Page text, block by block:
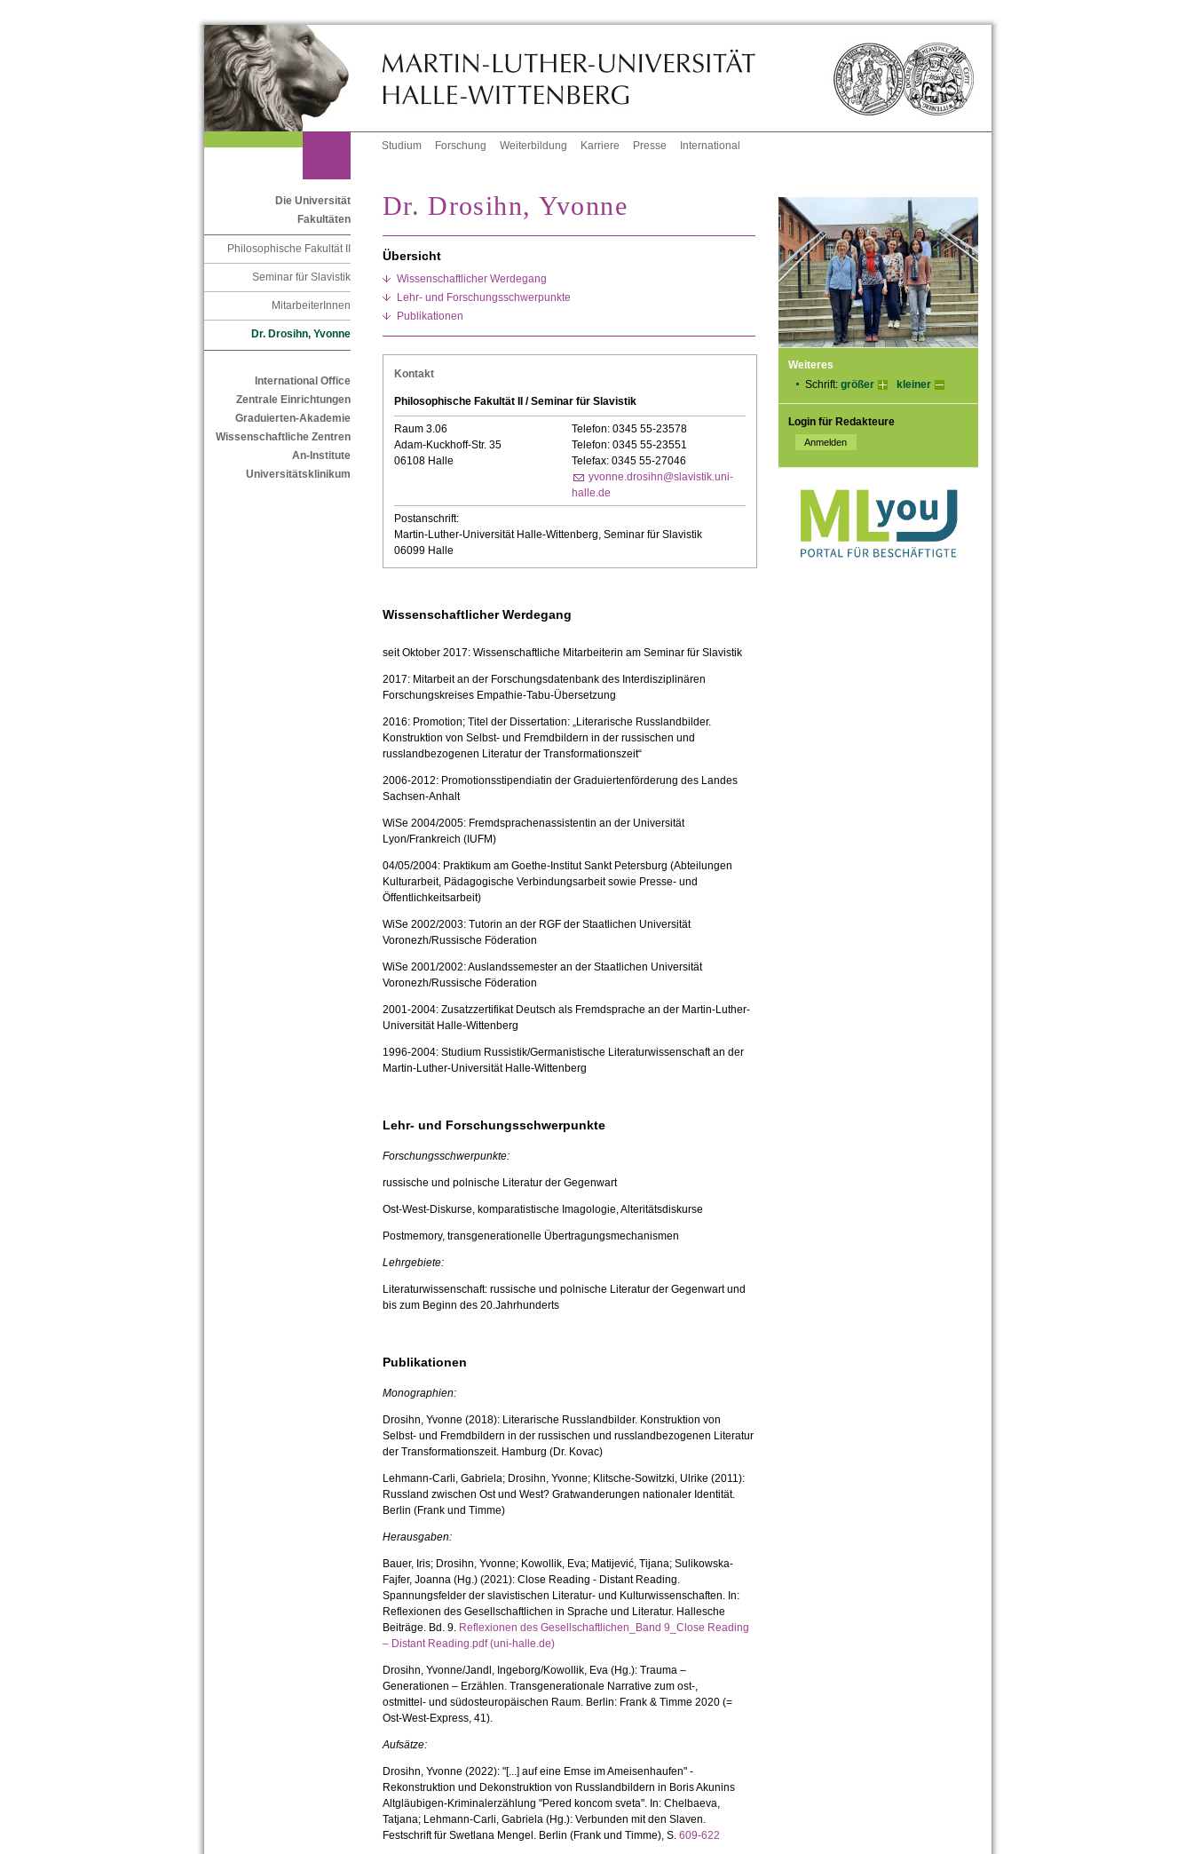
Studium Forschung Weiterbildung Karriere Presse International
Die Universität
Fakultäten
Philosophische Fakultät II
Seminar für Slavistik
MitarbeiterInnen
Dr. Drosihn, Yvonne
International Office
Zentrale Einrichtungen
Graduierten-Akademie
Wissenschaftliche Zentren
An-Institute
Universitätsklinikum
Weiteres
Schrift: größer kleiner
Login für Redakteure
Dr. Drosihn, Yvonne
Übersicht
Wissenschaftlicher Werdegang
Lehr- und Forschungsschwerpunkte
Publikationen
Kontakt
Philosophische Fakultät II / Seminar für Slavistik
Raum 3.06
Adam-Kuckhoff-Str. 35
06108 Halle
Telefon: 0345 55-23578
Telefon: 0345 55-23551
Telefax: 0345 55-27046
yvonne.drosihn@slavistik.uni-
halle.de
Postanschrift:
Martin-Luther-Universität Halle-Wittenberg, Seminar für Slavistik
06099 Halle
Wissenschaftlicher Werdegang
seit Oktober 2017: Wissenschaftliche Mitarbeiterin am Seminar für Slavistik
2017: Mitarbeit an der Forschungsdatenbank des Interdisziplinären
Forschungskreises Empathie-Tabu-Übersetzung
2016: Promotion; Titel der Dissertation: „Literarische Russlandbilder.
Konstruktion von Selbst- und Fremdbildern in der russischen und
russlandbezogenen Literatur der Transformationszeit“
2006-2012: Promotionsstipendiatin der Graduiertenförderung des Landes
Sachsen-Anhalt
WiSe 2004/2005: Fremdsprachenassistentin an der Universität
Lyon/Frankreich (IUFM)
04/05/2004: Praktikum am Goethe-Institut Sankt Petersburg (Abteilungen
Kulturarbeit, Pädagogische Verbindungsarbeit sowie Presse- und
Öffentlichkeitsarbeit)
WiSe 2002/2003: Tutorin an der RGF der Staatlichen Universität
Voronezh/Russische Föderation
WiSe 2001/2002: Auslandssemester an der Staatlichen Universität
Voronezh/Russische Föderation
2001-2004: Zusatzzertifikat Deutsch als Fremdsprache an der Martin-Luther-
Universität Halle-Wittenberg
1996-2004: Studium Russistik/Germanistische Literaturwissenschaft an der
Martin-Luther-Universität Halle-Wittenberg
Lehr- und Forschungsschwerpunkte
Forschungsschwerpunkte:
russische und polnische Literatur der Gegenwart
Ost-West-Diskurse, komparatistische Imagologie, Alteritätsdiskurse
Postmemory, transgenerationelle Übertragungsmechanismen
Lehrgebiete:
Literaturwissenschaft: russische und polnische Literatur der Gegenwart und
bis zum Beginn des 20.Jahrhunderts
Publikationen
Monographien:
Drosihn, Yvonne (2018): Literarische Russlandbilder. Konstruktion von
Selbst- und Fremdbildern in der russischen und russlandbezogenen Literatur
der Transformationszeit. Hamburg (Dr. Kovac)
Lehmann-Carli, Gabriela; Drosihn, Yvonne; Klitsche-Sowitzki, Ulrike (2011):
Russland zwischen Ost und West? Gratwanderungen nationaler Identität.
Berlin (Frank und Timme)
Herausgaben:
Bauer, Iris; Drosihn, Yvonne; Kowollik, Eva; Matijević, Tijana; Sulikowska-
Fajfer, Joanna (Hg.) (2021): Close Reading - Distant Reading.
Spannungsfelder der slavistischen Literatur- und Kulturwissenschaften. In:
Reflexionen des Gesellschaftlichen in Sprache und Literatur. Hallesche
Beiträge. Bd. 9. Reflexionen des Gesellschaftlichen_Band 9_Close Reading
– Distant Reading.pdf (uni-halle.de)
Drosihn, Yvonne/Jandl, Ingeborg/Kowollik, Eva (Hg.): Trauma –
Generationen – Erzählen. Transgenerationale Narrative zum ost-,
ostmittel- und südosteuropäischen Raum. Berlin: Frank & Timme 2020 (=
Ost-West-Express, 41).
Aufsätze:
Drosihn, Yvonne (2022): "[...] auf eine Emse im Ameisenhaufen" -
Rekonstruktion und Dekonstruktion von Russlandbildern in Boris Akunins
Altgläubigen-Kriminalerzählung "Pered koncom sveta". In: Chelbaeva,
Tatjana; Lehmann-Carli, Gabriela (Hg.): Verbunden mit den Slaven.
Festschrift für Swetlana Mengel. Berlin (Frank und Timme), S. 609-622